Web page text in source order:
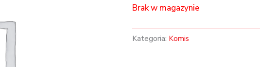
Brak w magazynie
Kategoria: Komis